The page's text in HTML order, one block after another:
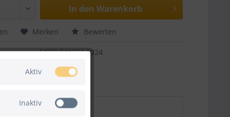
In den Warenkorb
Merken Bewerten
MTFILZ40050.0024
Aktiv
Inaktiv